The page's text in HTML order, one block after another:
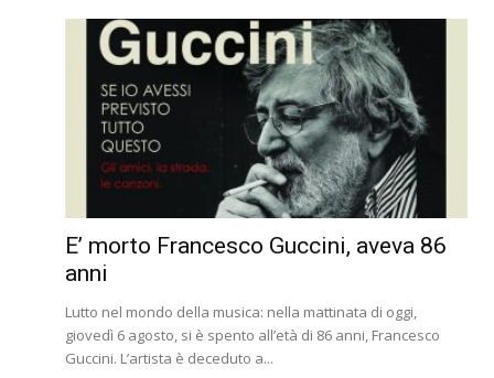
E’ morto Francesco Guccini, aveva 86
anni
Lutto nel mondo della musica: nella mattinata di oggi,
giovedì 6 agosto, si è spento all’età di 86 anni, Francesco
Guccini. L’artista è deceduto a...